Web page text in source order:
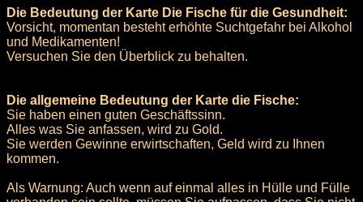
Die Bedeutung der Karte Die Fische für die Gesundheit:
Vorsicht, momentan besteht erhöhte Suchtgefahr bei Alkohol
und Medikamenten!
Versuchen Sie den Überblick zu behalten.
Die allgemeine Bedeutung der Karte die Fische:
Sie haben einen guten Geschäftssinn.
Alles was Sie anfassen, wird zu Gold.
Sie werden Gewinne erwirtschaften, Geld wird zu Ihnen
kommen.
Als Warnung: Auch wenn auf einmal alles in Hülle und Fülle